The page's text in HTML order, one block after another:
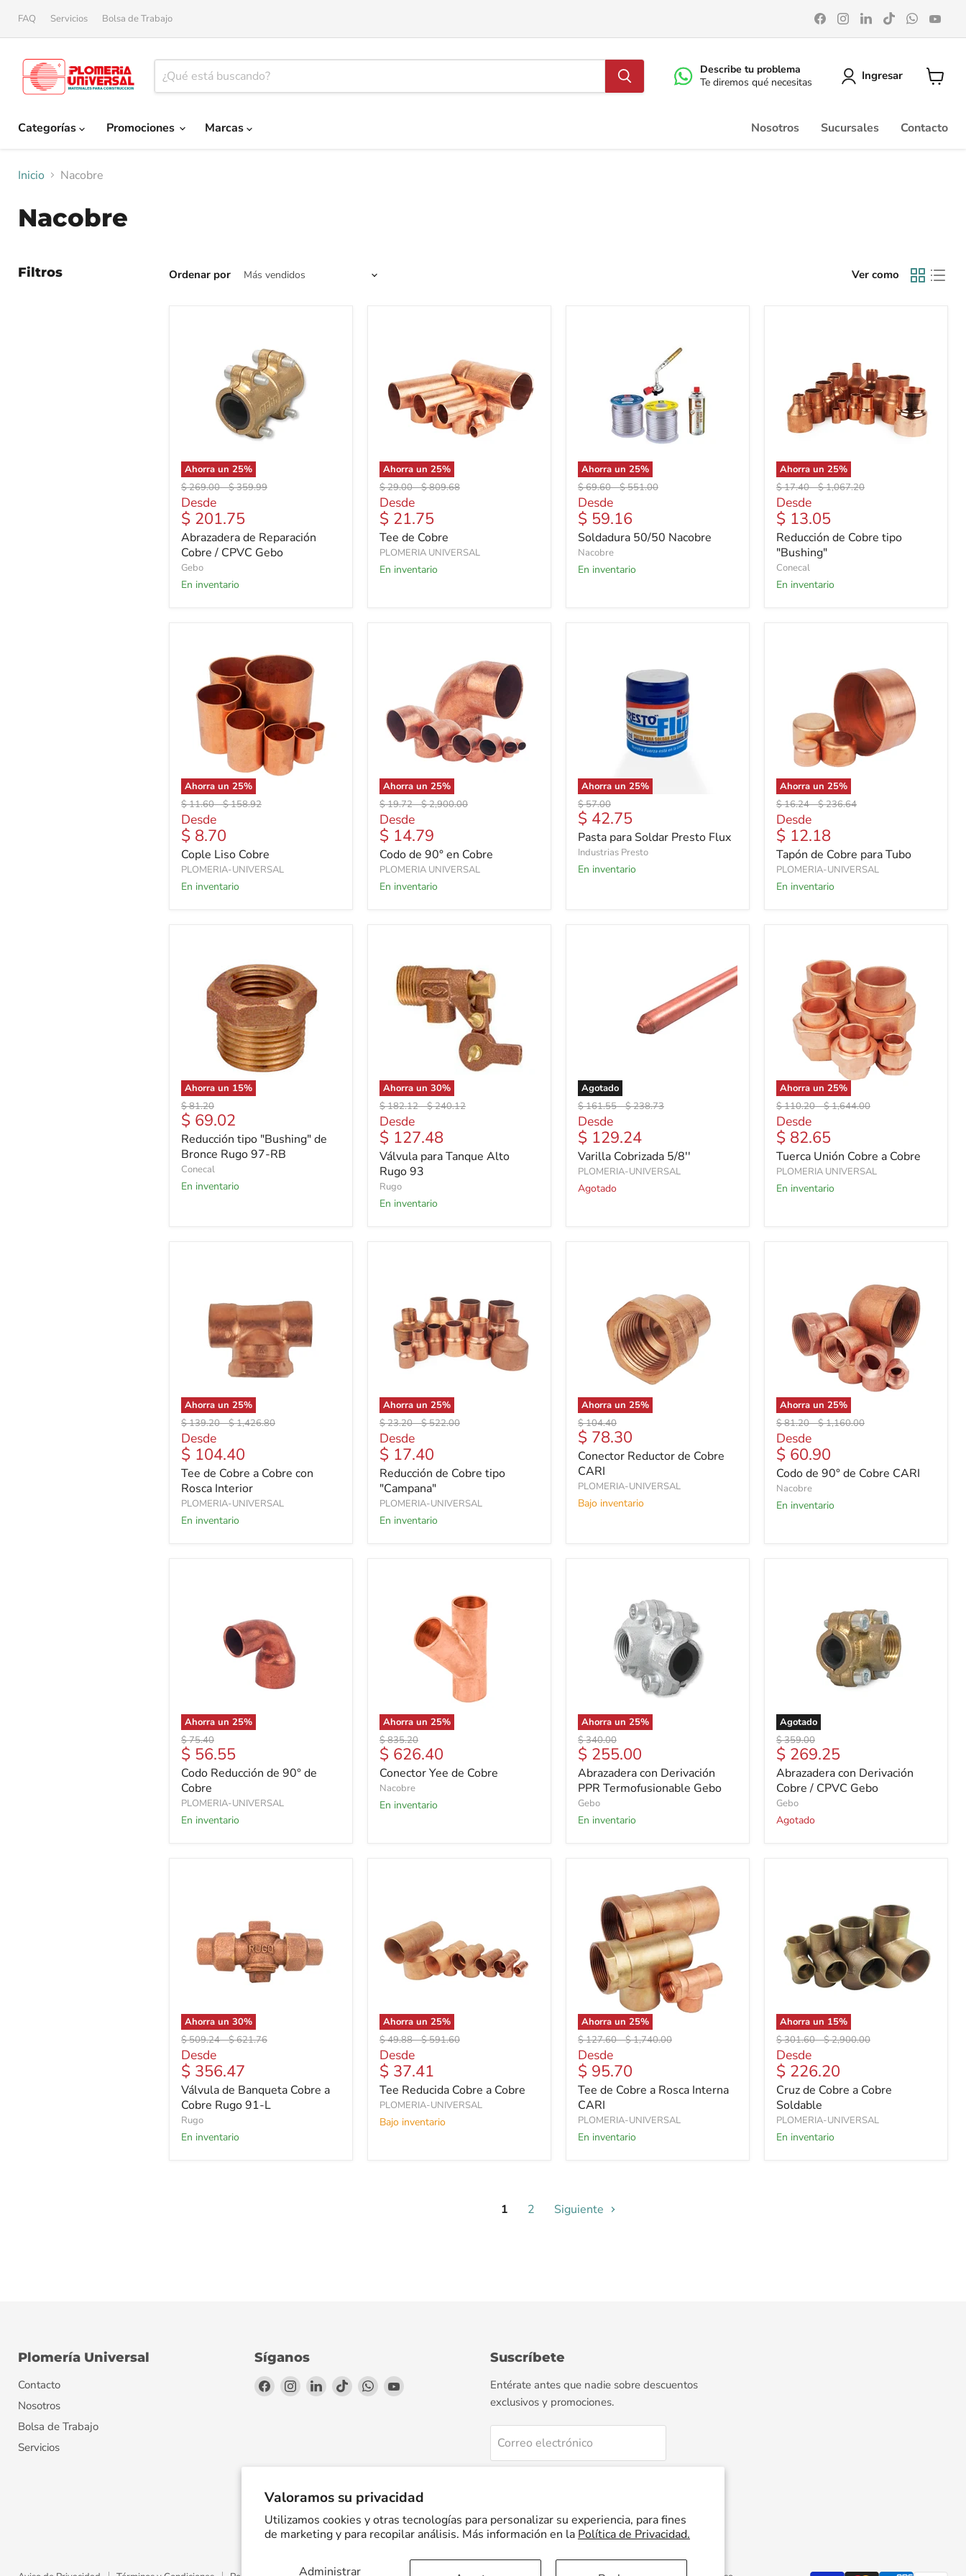
Valoramos su privacidad
Utilizamos cookies y otras tecnologías para personalizar su experiencia, para fines
de marketing y para recopilar análisis. Más información en la Política de Privacidad.
Administrar
FAQ Servicios Bolsa de Trabajo
Encuéntrenos
en
Facebook
Encuéntrenos
en
Instagram
Encuéntrenos
en
LinkedIn
Encuéntrenos
en
TikTok
en
Describe tu problema
Te diremos qué necesitas
Ingresar
Categorías
Promociones Marcas Nosotros Sucursales Contacto
Inicio Nacobre
Nacobre
Filtros Ordenar por Ver como
Ahorra un 25%
Precio
original
$ 269.00-Precio
$ 359.99
Desde
$ 201.75
Abrazadera de Reparación
Cobre / CPVC Gebo
Gebo
En inventario
Ahorra un 25%
Precio
original
$ 29.00-Precio
$ 809.68
Desde
$ 21.75
Tee de Cobre
PLOMERIA UNIVERSAL
En inventario
Ahorra un 25%
Precio
original
$ 69.60-Precio
$ 551.00
Desde
$ 59.16
Soldadura 50/50 Nacobre
Nacobre
En inventario
Ahorra un 25%
Precio
original
$ 17.40-Precio
$ 1,067.20
Desde
$ 13.05
Reducción de Cobre tipo
"Bushing"
Conecal
En inventario
Ahorra un 25%
Precio
original
$ 11.60-Precio
$ 158.92
Desde
$ 8.70
Cople Liso Cobre
PLOMERIA-UNIVERSAL
En inventario
Ahorra un 25%
Precio
original
$ 19.72-Precio
$ 2,900.00
Desde
$ 14.79
Codo de 90° en Cobre
PLOMERIA UNIVERSAL
En inventario
Ahorra un 25%
Precio
original
$ 57.00
Precio
actual
$ 42.75
Pasta para Soldar Presto Flux
Industrias Presto
En inventario
Ahorra un 25%
Precio
original
$ 16.24-Precio
$ 236.64
Desde
$ 12.18
Tapón de Cobre para Tubo
PLOMERIA-UNIVERSAL
En inventario
Ahorra un 15%
Precio
original
$ 81.20
Precio
actual
$ 69.02
Reducción tipo "Bushing" de
Bronce Rugo 97-RB
Conecal
En inventario
Ahorra un 30%
Precio
original
$ 182.12-Precio
$ 240.12
Desde
$ 127.48
Válvula para Tanque Alto
Rugo 93
Rugo
En inventario
Agotado
Precio
original
$ 161.55-Precio
$ 238.73
Desde
$ 129.24
Varilla Cobrizada 5/8''
PLOMERIA-UNIVERSAL
Agotado
Ahorra un 25%
Precio
original
$ 110.20-Precio
$ 1,644.00
Desde
$ 82.65
Tuerca Unión Cobre a Cobre
PLOMERIA UNIVERSAL
En inventario
Ahorra un 25%
Precio
original
$ 139.20-Precio
$ 1,426.80
Desde
$ 104.40
Tee de Cobre a Cobre con
Rosca Interior
PLOMERIA-UNIVERSAL
En inventario
Ahorra un 25%
Precio
original
$ 23.20-Precio
$ 522.00
Desde
$ 17.40
Reducción de Cobre tipo
"Campana"
PLOMERIA-UNIVERSAL
En inventario
Ahorra un 25%
Precio
original
$ 104.40
Precio
actual
$ 78.30
Conector Reductor de Cobre
CARI
PLOMERIA-UNIVERSAL
Bajo inventario
Ahorra un 25%
Precio
original
$ 81.20-Precio
$ 1,160.00
Desde
$ 60.90
Codo de 90° de Cobre CARI
Nacobre
En inventario
Ahorra un 25%
Precio
original
$ 75.40
Precio
actual
$ 56.55
Codo Reducción de 90° de
Cobre
PLOMERIA-UNIVERSAL
En inventario
Ahorra un 25%
Precio
original
$ 835.20
Precio
actual
$ 626.40
Conector Yee de Cobre
Nacobre
En inventario
Ahorra un 25%
Precio
original
$ 340.00
Precio
actual
$ 255.00
Abrazadera con Derivación
PPR Termofusionable Gebo
Gebo
En inventario
Agotado
Precio
original
$ 359.00
Precio
actual
$ 269.25
Abrazadera con Derivación
Cobre / CPVC Gebo
Gebo
Agotado
Ahorra un 30%
Precio
original
$ 509.24-Precio
$ 621.76
Desde
$ 356.47
Válvula de Banqueta Cobre a
Cobre Rugo 91-L
Rugo
En inventario
Ahorra un 25%
Precio
original
$ 49.88-Precio
$ 591.60
Desde
$ 37.41
Tee Reducida Cobre a Cobre
PLOMERIA-UNIVERSAL
Bajo inventario
Ahorra un 25%
Precio
original
$ 127.60-Precio
$ 1,740.00
Desde
$ 95.70
Tee de Cobre a Rosca Interna
CARI
PLOMERIA-UNIVERSAL
En inventario
Ahorra un 15%
Precio
original
$ 301.60-Precio
$ 2,900.00
Desde
$ 226.20
Cruz de Cobre a Cobre
Soldable
PLOMERIA-UNIVERSAL
En inventario
1 2 Siguiente
Plomería Universal
Contacto
Nosotros
Bolsa de Trabajo
Servicios
Síganos
Encuéntrenos
Encuéntrenos
Encuéntrenos
Encuéntrenos
Encuéntrenos
Encuéntrenos
Suscríbete
Entérate antes que nadie sobre descuentos
exclusivos y promociones.
Correo electrónico